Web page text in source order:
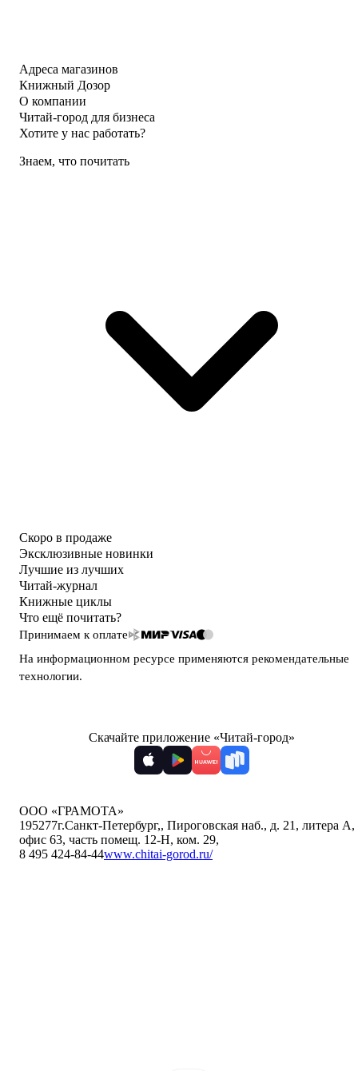
Адреса магазинов
Книжный Дозор
О компании
Читай-город для бизнеса
Хотите у нас работать?
Знаем, что почитать
Скоро в продаже
Эксклюзивные новинки
Лучшие из лучших
Читай-журнал
Книжные циклы
Что ещё почитать?
Принимаем к оплате
На информационном ресурсе применяются рекомендательные
технологии.
Скачайте приложение «Читай-город»
ООО «ГРАМОТА»
195277г.Санкт-Петербург,, Пироговская наб., д. 21, литера А,
офис 63, часть помещ. 12-Н, ком. 29,
8 495 424-84-44www.chitai-gorod.ru/